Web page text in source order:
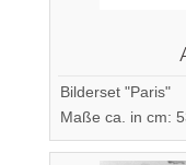
Bilderset "Paris"
Maße ca. in cm: